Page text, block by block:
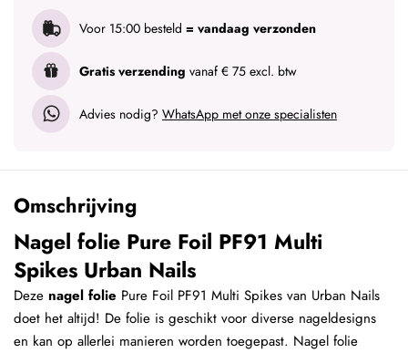
Voor 15:00 besteld = vandaag verzonden
Gratis verzending vanaf € 75 excl. btw
Advies nodig? WhatsApp met onze specialisten
Omschrijving
Nagel folie Pure Foil PF91 Multi
Spikes Urban Nails
Deze nagel folie Pure Foil PF91 Multi Spikes van Urban Nails
doet het altijd! De folie is geschikt voor diverse nageldesigns
en kan op allerlei manieren worden toegepast. Nagel folie